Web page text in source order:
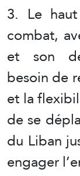
3. Le
combat,
et son
besoin de
et la
de se
du Liban
engager